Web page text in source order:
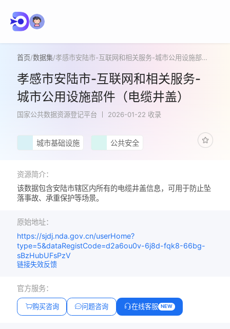
首页/数据集/ 孝感市安陆市-互联网和相关服务-城市公用设施部件（电缆井盖）
孝感市安陆市-互联网和相关服务-
城市公用设施部件（电缆井盖）
国家公共数据资源登记平台 2026-01-22 收录
城市基础设施 公共安全
资源简介：
该数据包含安陆市辖区内所有的电缆井盖信息，可用于防止坠
落事故、承重保护等场景。
原始地址：
https://sjdj.nda.gov.cn/userHome?
type=5&dataRegistCode=d2a6ou0v-6j8d-fqk8-66bg-
sBzHubUFsPzV
链接失效反馈
官方服务：
购买咨询 问题咨询 在线客服 NEW